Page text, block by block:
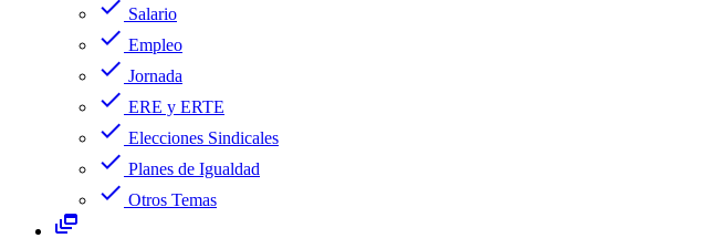
check Salario
check Empleo
check Jornada
check ERE y ERTE
check Elecciones Sindicales
check Planes de Igualdad
check Otros Temas
dynamic_feed